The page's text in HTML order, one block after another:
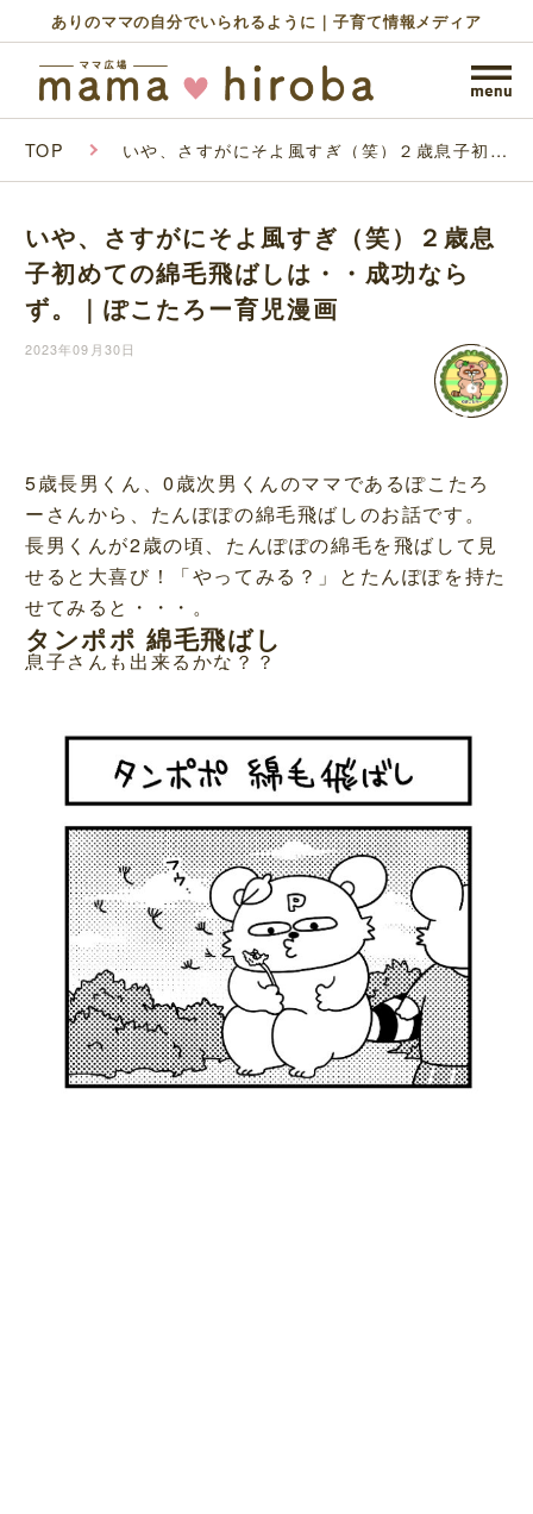
ありのママの自分でいられるように｜子育て情報メディア
TOP いや、さすがにそよ風すぎ（笑）２歳息子初め
ー育児漫画
いや、さすがにそよ風すぎ（笑）２歳息
子初めての綿毛飛ばしは・・成功なら
ず。｜ぽこたろー育児漫画
2023年09月30日
5歳長男くん、0歳次男くんのママであるぽこたろ
ーさんから、たんぽぽの綿毛飛ばしのお話です。
長男くんが2歳の頃、たんぽぽの綿毛を飛ばして見
せると大喜び！「やってみる？」とたんぽぽを持た
せてみると・・・。
タンポポ 綿毛飛ばし
息子さんも出来るかな？？